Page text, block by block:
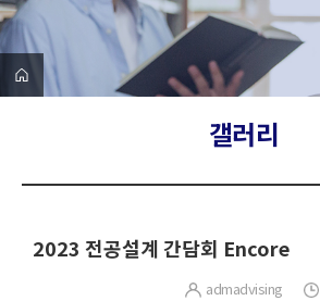
갤러리
2023 전공설계 간담회 Encore
admadvising